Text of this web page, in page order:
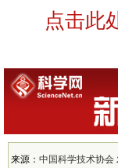
点击此
来源： 中国科学技术协会